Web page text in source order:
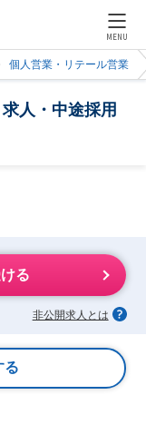
MENU
個人営業・リテール営業
人・中途採用
る
非公開求人とは
る